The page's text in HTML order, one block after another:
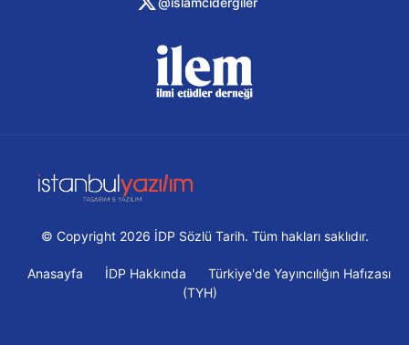
© Copyright 2026 İDP Sözlü Tarih. Tüm hakları saklıdır.
Anasayfa İDP Hakkında
Türkiye'de Yayıncılığın Hafızası
(TYH)